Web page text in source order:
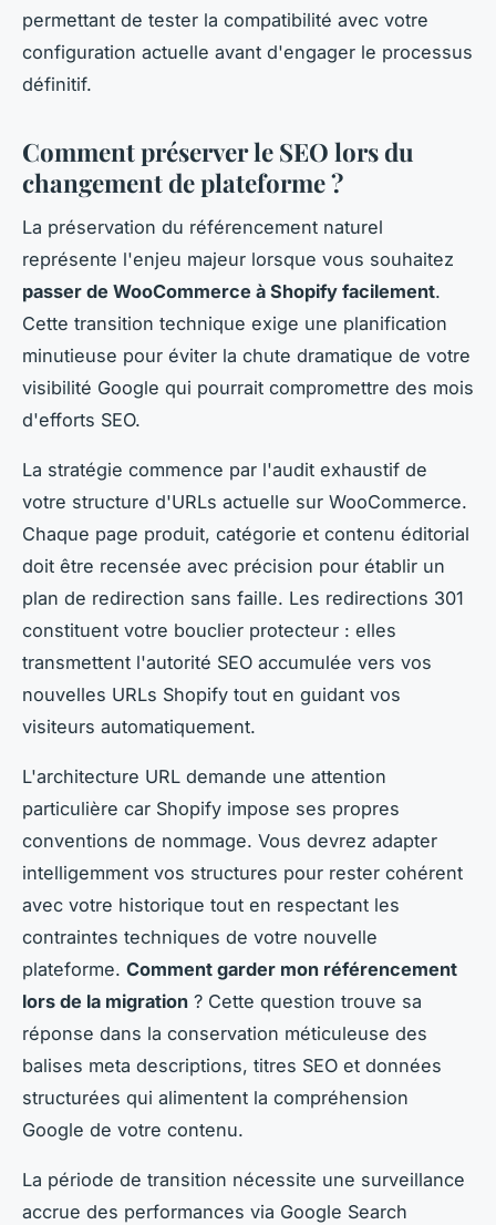
permettant de tester la compatibilité avec votre
configuration actuelle avant d'engager le processus
définitif.
Comment préserver le SEO lors du
changement de plateforme ?
La préservation du référencement naturel
représente l'enjeu majeur lorsque vous souhaitez
passer de WooCommerce à Shopify facilement.
Cette transition technique exige une planification
minutieuse pour éviter la chute dramatique de votre
visibilité Google qui pourrait compromettre des mois
d'efforts SEO.
La stratégie commence par l'audit exhaustif de
votre structure d'URLs actuelle sur WooCommerce.
Chaque page produit, catégorie et contenu éditorial
doit être recensée avec précision pour établir un
plan de redirection sans faille. Les redirections 301
constituent votre bouclier protecteur : elles
transmettent l'autorité SEO accumulée vers vos
nouvelles URLs Shopify tout en guidant vos
visiteurs automatiquement.
L'architecture URL demande une attention
particulière car Shopify impose ses propres
conventions de nommage. Vous devrez adapter
intelligemment vos structures pour rester cohérent
avec votre historique tout en respectant les
contraintes techniques de votre nouvelle
plateforme. Comment garder mon référencement
lors de la migration ? Cette question trouve sa
réponse dans la conservation méticuleuse des
balises meta descriptions, titres SEO et données
structurées qui alimentent la compréhension
Google de votre contenu.
La période de transition nécessite une surveillance
accrue des performances via Google Search